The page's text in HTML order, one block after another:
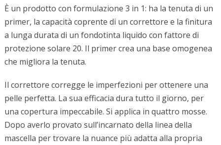
È un prodotto con formulazione 3 in 1: ha la tenuta di un
primer, la capacità coprente di un correttore e la finitura
a lunga durata di un fondotinta liquido con fattore di
protezione solare 20. Il primer crea una base omogenea
che migliora la tenuta.
Il correttore corregge le imperfezioni per ottenere una
pelle perfetta. La sua efficacia dura tutto il giorno, per
una copertura impeccabile. Si applica in quattro mosse.
Dopo averlo provato sull’incarnato della linea della
mascella per trovare la nuance più adatta alla propria